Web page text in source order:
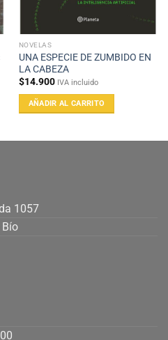
NOVELAS
UNA ESPECIE DE ZUMBIDO EN
LA CABEZA
$14.900 IVA incluido
AÑADIR AL CARRITO
1057
Bío